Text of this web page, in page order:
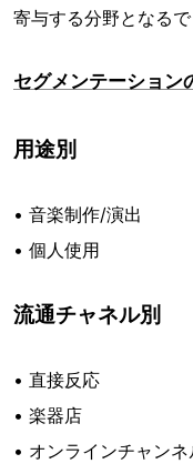
寄与する分野となるで
セグメンテーション
用途別
• 音楽制作/演出
• 個人使用
流通チャネル別
• 直接反応
• 楽器店
• オンラインチャンネ